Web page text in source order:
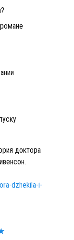
доктора
dzhekila-i-